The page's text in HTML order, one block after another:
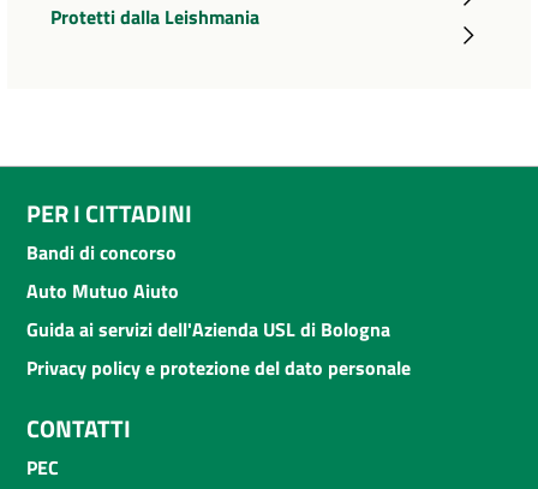
Protetti dalla Leishmania
PER I CITTADINI
Bandi di concorso
Auto Mutuo Aiuto
Guida ai servizi dell'Azienda USL di Bologna
Privacy policy e protezione del dato personale
CONTATTI
PEC